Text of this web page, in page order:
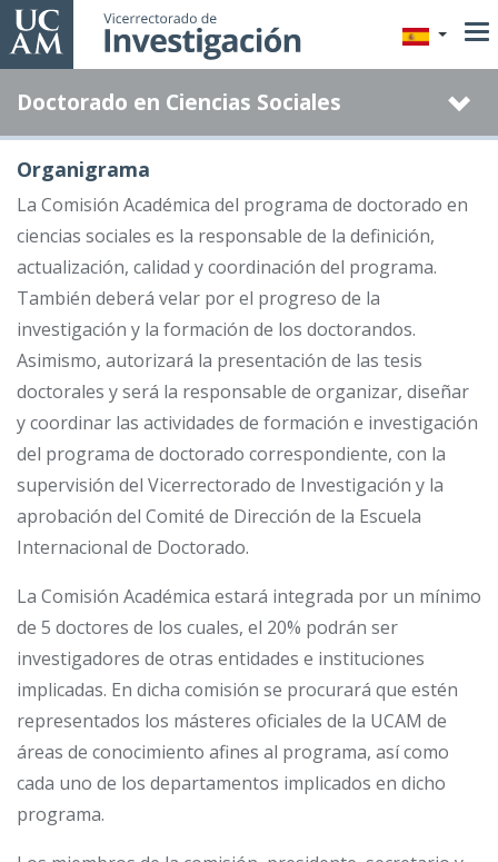
Pasar
al
principal
Doctorado en Ciencias Sociales
Organigrama
La Comisión Académica del programa de doctorado en
ciencias sociales es la responsable de la definición,
actualización, calidad y coordinación del programa.
También deberá velar por el progreso de la
investigación y la formación de los doctorandos.
Asimismo, autorizará la presentación de las tesis
doctorales y será la responsable de organizar, diseñar
y coordinar las actividades de formación e investigación
del programa de doctorado correspondiente, con la
supervisión del Vicerrectorado de Investigación y la
aprobación del Comité de Dirección de la Escuela
Internacional de Doctorado.
La Comisión Académica estará integrada por un mínimo
de 5 doctores de los cuales, el 20% podrán ser
investigadores de otras entidades e instituciones
implicadas. En dicha comisión se procurará que estén
representados los másteres oficiales de la UCAM de
áreas de conocimiento afines al programa, así como
cada uno de los departamentos implicados en dicho
programa.